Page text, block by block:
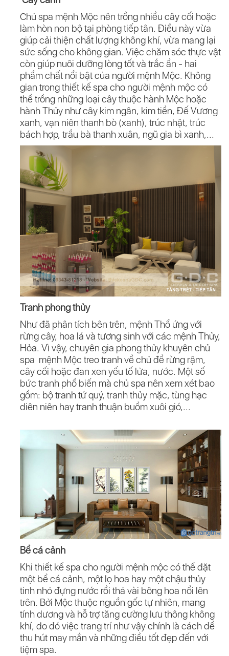
Chủ spa mệnh Mộc nên trồng nhiều cây cối hoặc
làm hòn non bộ tại phòng tiếp tân. Điều này vừa
giúp cải thiện chất lượng không khí, vừa mang lại
sức sống cho không gian. Việc chăm sóc thực vật
còn giúp nuôi dưỡng lòng tốt và trắc ẩn - hai
phẩm chất nổi bật của người mệnh Mộc. Không
gian trong thiết kế spa cho người mệnh mộc có
thể trồng những loại cây thuộc hành Mộc hoặc
hành Thủy như cây kim ngân, kim tiền, Đế Vương
xanh, vạn niên thanh bò (xanh), trúc nhật, trúc
bách hợp, trầu bà thanh xuân, ngũ gia bì xanh,...
Tranh phong thủy
Như đã phân tích bên trên, mệnh Thổ ứng với
rừng cây, hoa lá và tương sinh với các mệnh Thủy,
Hỏa. Vì vậy, chuyên gia phong thủy khuyên chủ
spa mệnh Mộc treo tranh về chủ đề rừng rậm,
cây cối hoặc đan xen yếu tố lửa, nước. Một số
bức tranh phổ biến mà chủ spa nên xem xét bao
gồm: bộ tranh tứ quý, tranh thủy mặc, tùng hạc
diên niên hay tranh thuận buồm xuôi gió,...
Bể cá cảnh
Khi thiết kế spa cho người mệnh mộc có thể đặt
một bể cá cảnh, một lọ hoa hay một chậu thủy
tinh nhỏ đựng nước rồi thả vài bông hoa nổi lên
trên. Bởi Mộc thuộc nguồn gốc tự nhiên, mang
tính dương và hỗ trợ tăng cường lưu thông không
khí, do đó việc trang trí như vậy chính là cách để
thu hút may mắn và những điều tốt đẹp đến với
tiệm spa.